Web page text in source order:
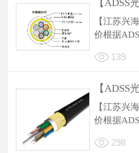
【江苏兴
价根据
139
【江苏兴
价根据
298